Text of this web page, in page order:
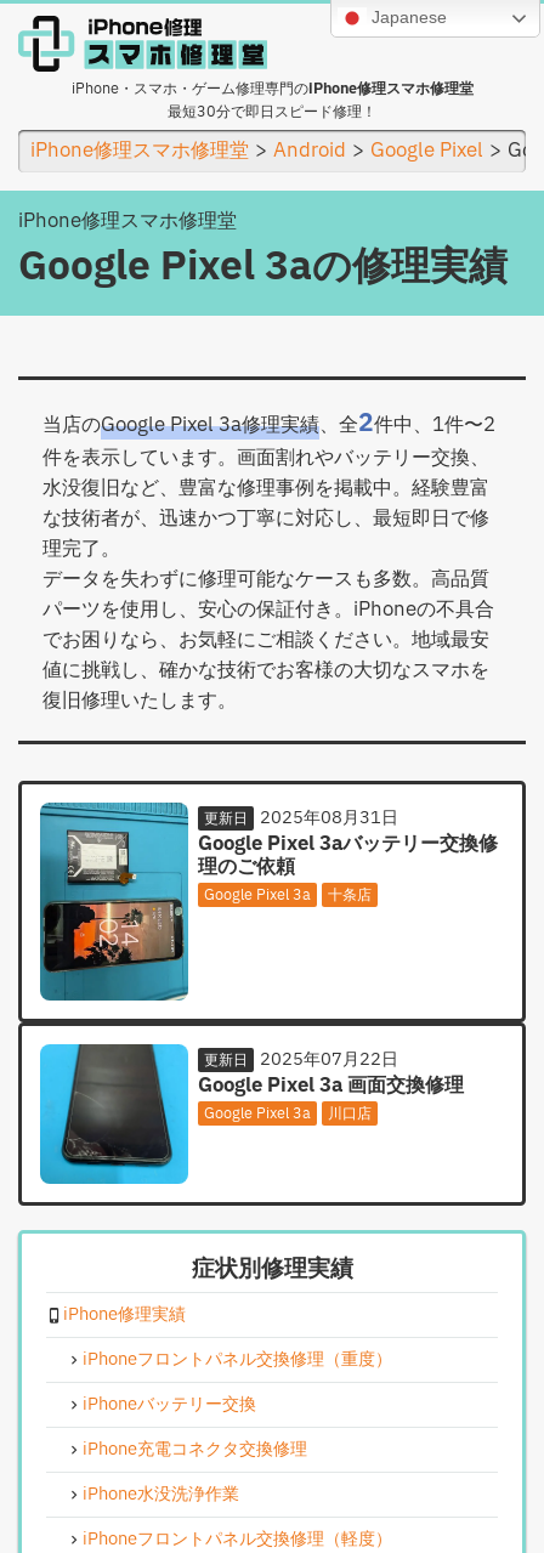
Japanese
iPhone・スマホ・ゲーム修理専門のiPhone修理スマホ修理堂
最短30分で即日スピード修理！
iPhone修理スマホ修理堂 Android Google Pixel
iPhone修理スマホ修理堂
Google Pixel 3aの修理実績
当店のGoogle Pixel 3a修理実績、全2件中、1件〜2
件を表示しています。画面割れやバッテリー交換、
水没復旧など、豊富な修理事例を掲載中。経験豊富
な技術者が、迅速かつ丁寧に対応し、最短即日で修
理完了。
データを失わずに修理可能なケースも多数。高品質
パーツを使用し、安心の保証付き。iPhoneの不具合
でお困りなら、お気軽にご相談ください。地域最安
値に挑戦し、確かな技術でお客様の大切なスマホを
復旧修理いたします。
更新日 2025年08月31日
Google Pixel 3aバッテリー交換修
理のご依頼
Google Pixel 3a 十条店
更新日 2025年07月22日
Google Pixel 3a 画面交換修理
Google Pixel 3a 川口店
症状別修理実績
iPhone修理実績
iPhoneフロントパネル交換修理（重度）
iPhoneバッテリー交換
iPhone充電コネクタ交換修理
iPhone水没洗浄作業
iPhoneフロントパネル交換修理（軽度）